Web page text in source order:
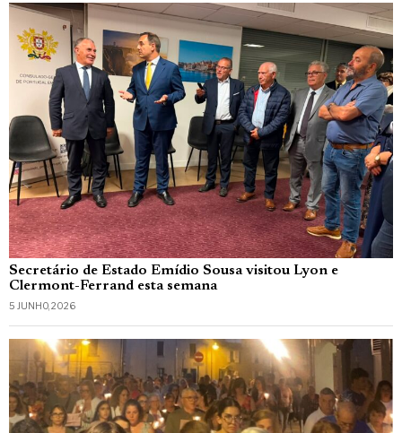
Secretário de Estado Emídio Sousa visitou Lyon e
Clermont-Ferrand esta semana
5 JUNHO, 2026